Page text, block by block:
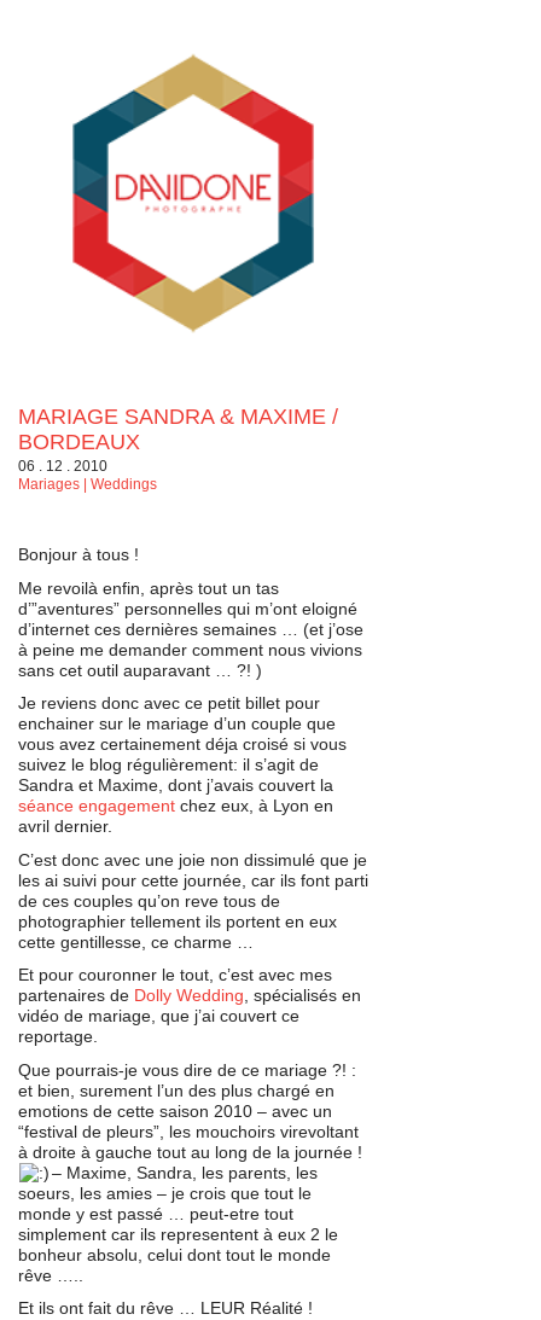
MARIAGE SANDRA & MAXIME /
BORDEAUX
06 . 12 . 2010
Mariages | Weddings
Bonjour à tous !
Me revoilà enfin, après tout un tas
d’”aventures” personnelles qui m’ont eloigné
d’internet ces dernières semaines … (et j’ose
à peine me demander comment nous vivions
sans cet outil auparavant … ?! )
Je reviens donc avec ce petit billet pour
enchainer sur le mariage d’un couple que
vous avez certainement déja croisé si vous
suivez le blog régulièrement: il s’agit de
Sandra et Maxime, dont j’avais couvert la
séance engagement chez eux, à Lyon en
avril dernier.
C’est donc avec une joie non dissimulé que je
les ai suivi pour cette journée, car ils font parti
de ces couples qu’on reve tous de
photographier tellement ils portent en eux
cette gentillesse, ce charme …
Et pour couronner le tout, c’est avec mes
partenaires de Dolly Wedding, spécialisés en
vidéo de mariage, que j’ai couvert ce
reportage.
Que pourrais-je vous dire de ce mariage ?! :
et bien, surement l’un des plus chargé en
emotions de cette saison 2010 – avec un
“festival de pleurs”, les mouchoirs virevoltant
à droite à gauche tout au long de la journée !
– Maxime, Sandra, les parents, les
soeurs, les amies – je crois que tout le
monde y est passé … peut-etre tout
simplement car ils representent à eux 2 le
bonheur absolu, celui dont tout le monde
rêve …..
Et ils ont fait du rêve … LEUR Réalité !